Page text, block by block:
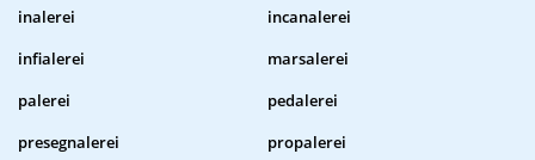
inalerei
incanalerei
infialerei
marsalerei
palerei
pedalerei
presegnalerei
propalerei